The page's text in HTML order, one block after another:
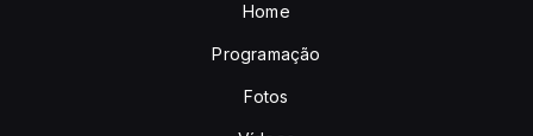
Home
Programação
Fotos